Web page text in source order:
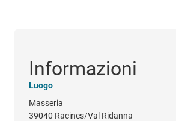
Informazioni
Luogo
Masseria
39040 Racines/Val Ridanna